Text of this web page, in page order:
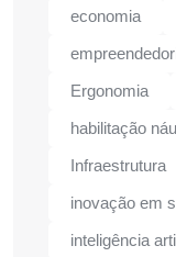
economia
Ergonomia
habilitação
Infraestrutura
inovação em
inteligência